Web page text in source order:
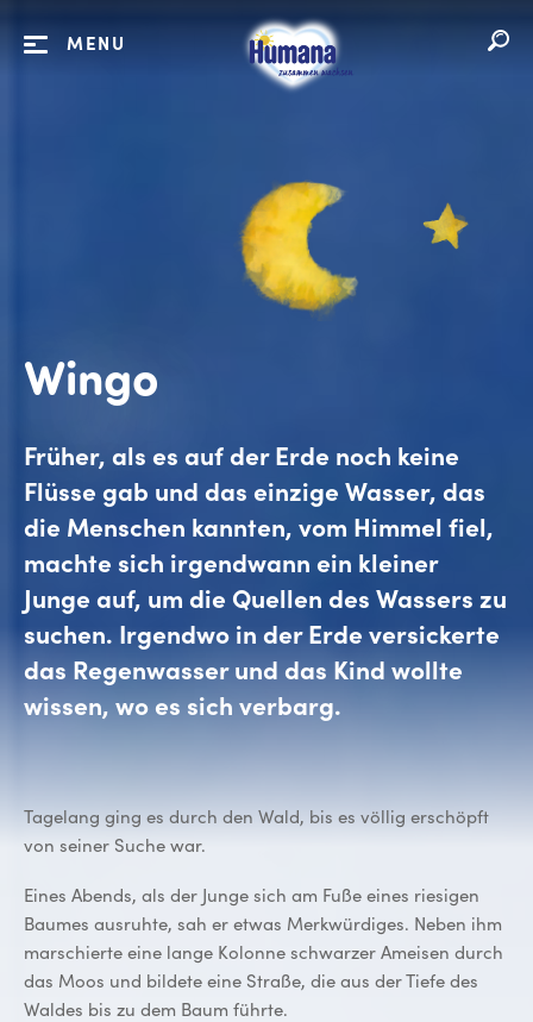
MENU
Wingo
Früher, als es auf der Erde noch keine
Flüsse gab und das einzige Wasser, das
die Menschen kannten, vom Himmel fiel,
machte sich irgendwann ein kleiner
Junge auf, um die Quellen des Wassers zu
suchen. Irgendwo in der Erde versickerte
das Regenwasser und das Kind wollte
wissen, wo es sich verbarg.
Tagelang ging es durch den Wald, bis es völlig erschöpft
von seiner Suche war.
Eines Abends, als der Junge sich am Fuße eines riesigen
Baumes ausruhte, sah er etwas Merkwürdiges. Neben ihm
marschierte eine lange Kolonne schwarzer Ameisen durch
das Moos und bildete eine Straße, die aus der Tiefe des
Waldes bis zu dem Baum führte.